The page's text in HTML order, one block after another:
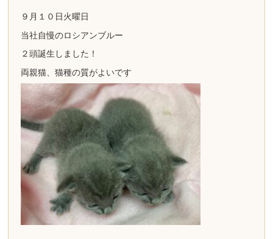
９月１０日火曜日
当社自慢のロシアンブルー
２頭誕生しました！
両親猫、猫種の質がよいです